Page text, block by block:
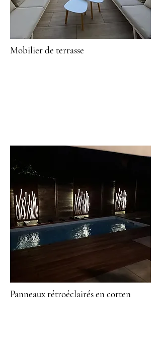
Mobilier de terrasse
Panneaux rétroéclairés en corten